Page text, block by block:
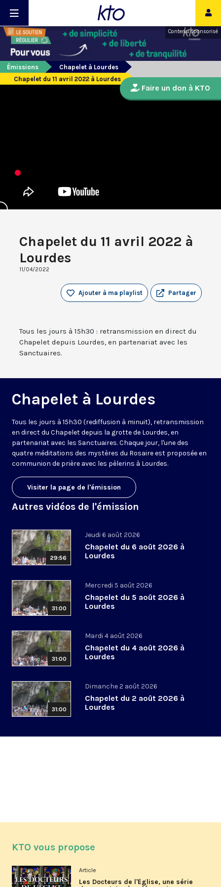
Contenu sponsorisé
Émissions
Chapelet à Lourdes
Chapelet du 11 avril 2022 à Lourdes
Chapelet du 11 avril 2022 à
Lourdes
11/04/2022
Partager
Ajouter à ma playlist
Tous les jours à 15h30 : retransmission en direct du
Chapelet depuis Lourdes, en partenariat avec les
Sanctuaires.
Chapelet à Lourdes
Tous les jours à 15h30 (rediffusion à minuit), retransmission
en direct du Chapelet depuis la grotte de Lourdes, en
partenariat avec les Sanctuaires. Chaque jour, l'une des
quatre méditations des mystères du Rosaire est proposée en
communion de prière avec les pèlerins à Lourdes.
Visiter la page de l'émission
Autres vidéos de l'émission
29:56
Jeudi 6 août 2026
Chapelet du 6 août 2026 à
Lourdes
31:00
Mercredi 5 août 2026
Chapelet du 5 août 2026 à
Lourdes
31:00
Mardi 4 août 2026
Chapelet du 4 août 2026 à
Lourdes
31:00
Dimanche 2 août 2026
Chapelet du 2 août 2026 à
Lourdes
Faire un don à KTO
KTO vous propose
Article
Les Docteurs de l'Église, une série